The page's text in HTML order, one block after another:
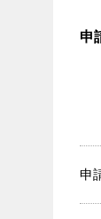
申
申